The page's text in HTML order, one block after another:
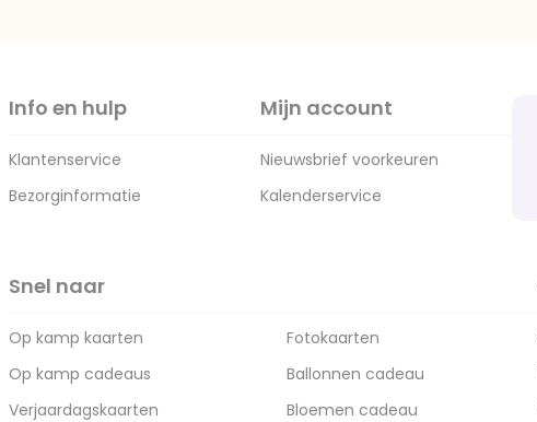
Info en hulp
Klantenservice
Bezorginformatie
Mijn account
Nieuwsbrief voorkeuren
Kalenderservice
Snel naar
Op kamp kaarten
Op kamp cadeaus
Verjaardagskaarten
Fotokaarten
Ballonnen cadeau
Bloemen cadeau